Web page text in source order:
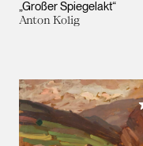
„Großer Spiegelakt“
Anton Kolig